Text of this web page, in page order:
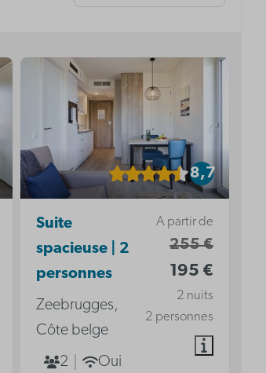
8,7
A partir de
255 €
195 €
2 nuits
2 personnes
Suite
spacieuse | 2
personnes
Zeebrugges,
Côte belge
2
Oui